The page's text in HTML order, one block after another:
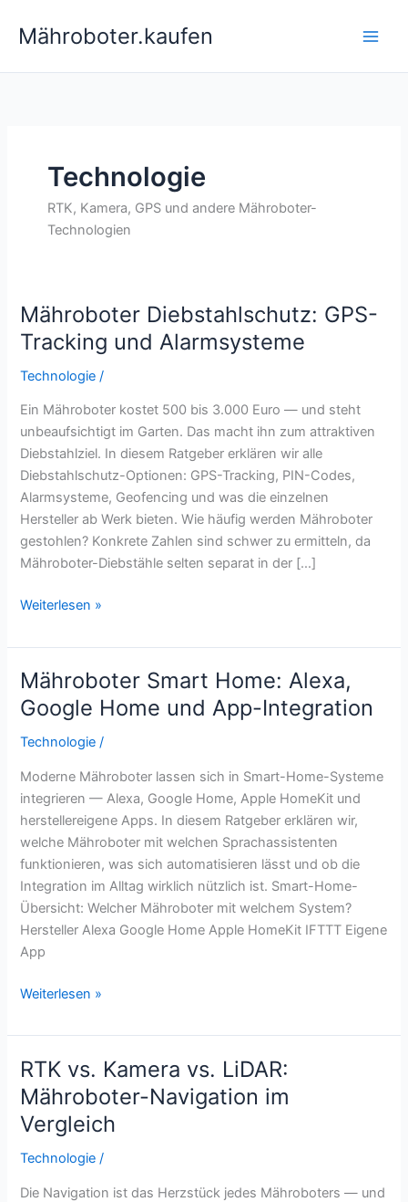
InhaltMähroboter.kaufen
Technologie
RTK, Kamera, GPS und andere Mähroboter-
Technologien
Mähroboter Diebstahlschutz: GPS-
Tracking und Alarmsysteme
Technologie /
Ein Mähroboter kostet 500 bis 3.000 Euro — und steht
unbeaufsichtigt im Garten. Das macht ihn zum attraktiven
Diebstahlziel. In diesem Ratgeber erklären wir alle
Diebstahlschutz-Optionen: GPS-Tracking, PIN-Codes,
Alarmsysteme, Geofencing und was die einzelnen
Hersteller ab Werk bieten. Wie häufig werden Mähroboter
gestohlen? Konkrete Zahlen sind schwer zu ermitteln, da
Mähroboter-Diebstähle selten separat in der […]
Mähroboter
GPS-
Tracking
und
Alarmsysteme
Weiterlesen »
Mähroboter Smart Home: Alexa,
Google Home und App-Integration
Technologie /
Moderne Mähroboter lassen sich in Smart-Home-Systeme
integrieren — Alexa, Google Home, Apple HomeKit und
herstellereigene Apps. In diesem Ratgeber erklären wir,
welche Mähroboter mit welchen Sprachassistenten
funktionieren, was sich automatisieren lässt und ob die
Integration im Alltag wirklich nützlich ist. Smart-Home-
Übersicht: Welcher Mähroboter mit welchem System?
Hersteller Alexa Google Home Apple HomeKit IFTTT Eigene
App
Mähroboter
Home:
Alexa,
Google
Home
und
Integration
Weiterlesen »
RTK vs. Kamera vs. LiDAR:
Mähroboter-Navigation im
Vergleich
Technologie /
Die Navigation ist das Herzstück jedes Mähroboters — und